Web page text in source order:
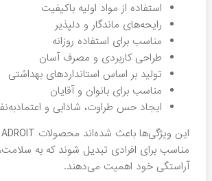
استفاده از مواد اولیه باکیفیت
رایحه‌های ماندگار و دلپذیر
مناسب برای استفاده روزانه
طراحی کاربردی و مصرف آسان
تولید بر اساس استانداردهای بهداشتی
مناسب برای بانوان و آقایان
ایجاد حس طراوت، شادابی و
مناسب برای افرادی تبدیل شوند که به
آراستگی خود اهمیت می‌دهند.